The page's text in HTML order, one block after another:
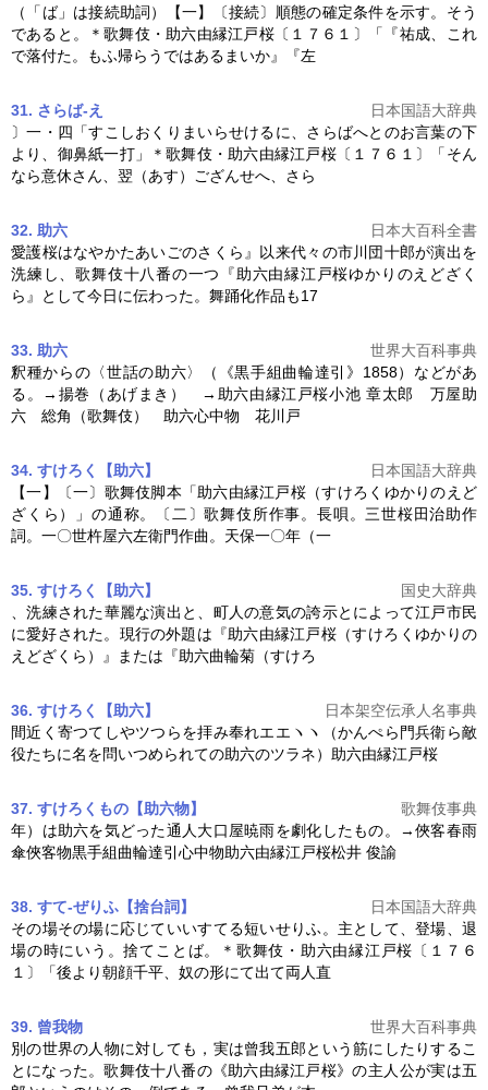
（「ば」は接続助詞）【一】〔接続〕順態の確定条件を示す。そう
であると。＊歌舞伎・ 助六由縁江戸桜 〔１７６１〕「『祐成、これ
で落付た。もふ帰らうではあるまいか』『左
31. さらば‐え
日本国語大辞典
〕一・四「すこしおくりまいらせけるに、さらばへとのお言葉の下
より、御鼻紙一打」＊歌舞伎・ 助六由縁江戸桜 〔１７６１〕「そん
なら意休さん、翌（あす）ござんせへ、さら
32. 助六
日本大百科全書
愛護桜はなやかたあいごのさくら』以来代々の市川団十郎が演出を
洗練し、歌舞伎十八番の一つ『助六由縁江戸桜ゆかりのえどざく
ら』として今日に伝わった。舞踊化作品も17
33. 助六
世界大百科事典
釈種からの〈世話の助六〉（《黒手組曲輪達引》1858）などがあ
る。→揚巻（あげまき） → 助六由縁江戸桜小池 章太郎 万屋助
六 総角（歌舞伎） 助六心中物 花川戸
34. すけろく【助六】
日本国語大辞典
【一】〔一〕歌舞伎脚本「助六由縁江戸桜 （すけろくゆかりのえど
ざくら）」の通称。〔二〕歌舞伎所作事。長唄。三世桜田治助作
詞。一〇世杵屋六左衛門作曲。天保一〇年（一
35. すけろく【助六】
国史大辞典
、洗練された華麗な演出と、町人の意気の誇示とによって江戸市民
に愛好された。現行の外題は『助六由縁江戸桜 （すけろくゆかりの
えどざくら）』または『助六曲輪菊（すけろ
36. すけろく【助六】
日本架空伝承人名事典
間近く寄つてしやツつらを拝み奉れエエヽヽ（かんぺら門兵衛ら敵
役たちに名を問いつめられての助六のツラネ） 助六由縁江戸桜
37. すけろくもの【助六物】
歌舞伎事典
年）は助六を気どった通人大口屋暁雨を劇化したもの。→俠客春雨
傘俠客物黒手組曲輪達引心中物助六由縁江戸桜松井 俊諭
38. すて‐ぜりふ【捨台詞】
日本国語大辞典
その場その場に応じていいすてる短いせりふ。主として、登場、退
場の時にいう。捨てことば。＊歌舞伎・ 助六由縁江戸桜 〔１７６
１〕「後より朝顔千平、奴の形にて出て両人直
39. 曾我物
世界大百科事典
別の世界の人物に対しても，実は曾我五郎という筋にしたりするこ
とになった。歌舞伎十八番の《助六由縁江戸桜》の主人公が実は五